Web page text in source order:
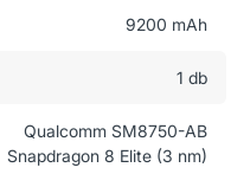
9200 mAh
1 db
Qualcomm SM8750-AB
Snapdragon 8 Elite (3 nm)